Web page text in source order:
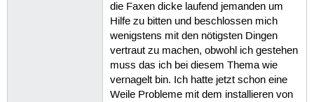
die Faxen dicke laufend jemanden um
Hilfe zu bitten und beschlossen mich
wenigstens mit den nötigsten Dingen
vertraut zu machen, obwohl ich gestehen
muss das ich bei diesem Thema wie
vernagelt bin. Ich hatte jetzt schon eine
Weile Probleme mit dem installieren von